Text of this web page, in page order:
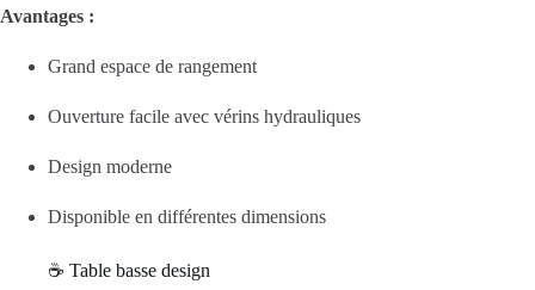
Avantages :
Grand espace de rangement
Ouverture facile avec vérins hydrauliques
Design moderne
Disponible en différentes dimensions
☕ Table basse design